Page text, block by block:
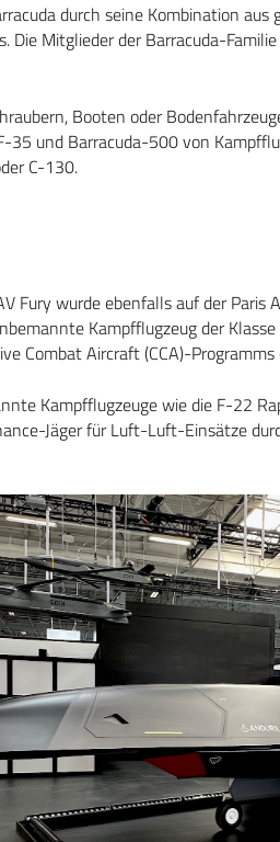
durch seine Kombination
Die Mitglieder der Barracuda-
Booten oder
35 und Barracuda-500 von
C-130.
Fury wurde ebenfalls auf der Paris
Kampfflugzeug der
Combat Aircraft (CCA)-Programms
Kampfflugzeuge wie die F-22
Jäger für Luft-Luft-Einsätze